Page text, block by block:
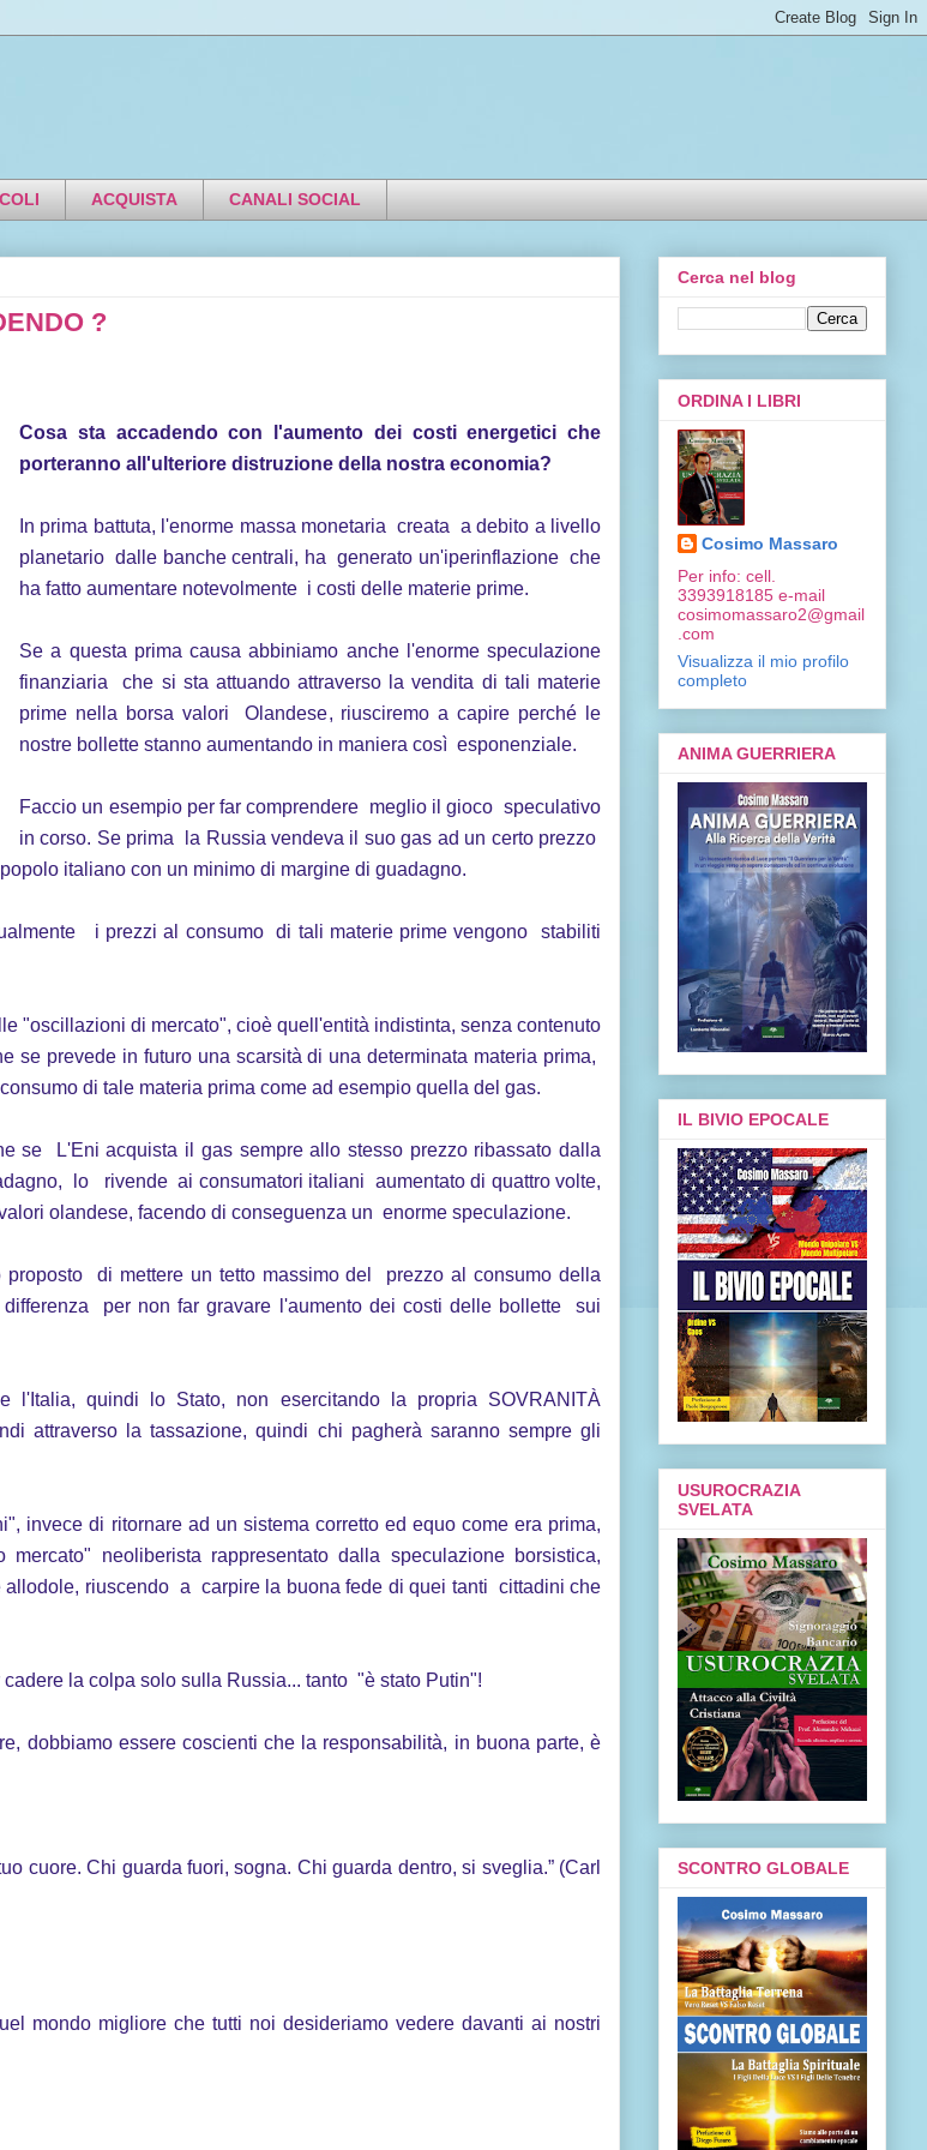
ACQUISTA CANALI SOCIAL
?
Cosa sta accadendo con l'aumento dei costi energetici che
porteranno all'ulteriore distruzione della nostra economia?
In prima battuta, l'enorme massa monetaria creata a debito a livello
planetario dalle banche centrali, ha generato un'iperinflazione che
ha fatto aumentare notevolmente i costi delle materie prime.
Se a questa prima causa abbiniamo anche l'enorme speculazione
finanziaria che si sta attuando attraverso la vendita di tali materie
prime nella borsa valori Olandese, riusciremo a capire perché le
nostre bollette stanno aumentando in maniera così esponenziale.
Faccio un esempio per far comprendere meglio il gioco speculativo
in corso. Se prima la Russia vendeva il suo gas ad un certo prezzo
italiano con un minimo di margine di guadagno.
i prezzi al consumo di tali materie prime vengono stabiliti
"oscillazioni di mercato", cioè quell'entità indistinta, senza contenuto
prevede in futuro una scarsità di una determinata materia prima,
di tale materia prima come ad esempio quella del gas.
se L'Eni acquista il gas sempre allo stesso prezzo ribassato dalla
lo rivende ai consumatori italiani aumentato di quattro volte,
olandese, facendo di conseguenza un enorme speculazione.
di mettere un tetto massimo del prezzo al consumo della
per non far gravare l'aumento dei costi delle bollette sui
quindi lo Stato, non esercitando la propria SOVRANITÀ
attraverso la tassazione, quindi chi pagherà saranno sempre gli
invece di ritornare ad un sistema corretto ed equo come era prima,
neoliberista rappresentato dalla speculazione borsistica,
riuscendo a carpire la buona fede di quei tanti cittadini che
la colpa solo sulla Russia... tanto "è stato Putin"!
dobbiamo essere coscienti che la responsabilità, in buona parte, è
cuore. Chi guarda fuori, sogna. Chi guarda dentro, si sveglia.” (Carl
mondo migliore che tutti noi desideriamo vedere davanti ai nostri
Cerca nel blog
ORDINA I LIBRI
Cosimo Massaro
Per info: cell.
3393918185 e-mail
cosimomassaro2@gmail
.com
Visualizza il mio profilo
completo
ANIMA GUERRIERA
IL BIVIO EPOCALE
USUROCRAZIA
SVELATA
SCONTRO GLOBALE